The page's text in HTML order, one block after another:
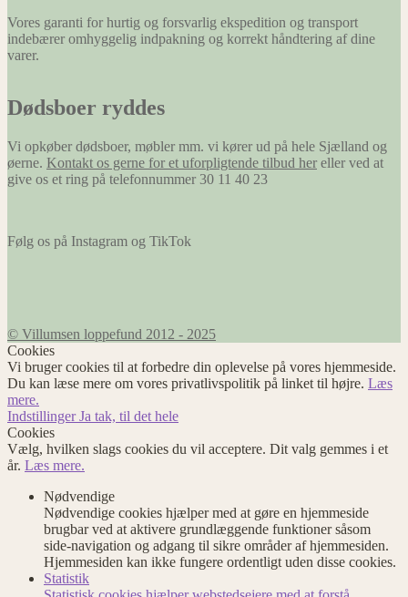
Vores garanti for hurtig og forsvarlig ekspedition og transport
indebærer omhyggelig indpakning og korrekt håndtering af dine
varer.
Dødsboer ryddes
Vi opkøber dødsboer, møbler mm. vi kører ud på hele Sjælland og
øerne. Kontakt os gerne for et uforpligtende tilbud her eller ved at
give os et ring på telefonnummer 30 11 40 23
Følg os på Instagram og TikTok
© Villumsen loppefund 2012 - 2025
Cookies
Vi bruger cookies til at forbedre din oplevelse på vores hjemmeside.
Du kan læse mere om vores privatlivspolitik på linket til højre. Læs
mere.
IndstillingerJa tak, til det hele
Cookies
Vælg, hvilken slags cookies du vil acceptere. Dit valg gemmes i et
år. Læs mere.
Nødvendige
Nødvendige cookies hjælper med at gøre en hjemmeside
brugbar ved at aktivere grundlæggende funktioner såsom
side-navigation og adgang til sikre områder af hjemmesiden.
Hjemmesiden kan ikke fungere ordentligt uden disse cookies.
Statistik